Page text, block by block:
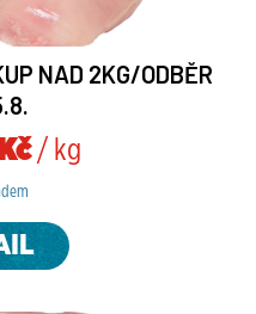
NAD 2KG/ODBĚR
/ kg